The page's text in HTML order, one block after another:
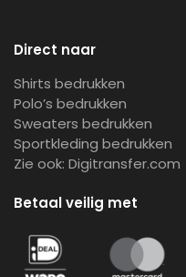
Direct naar
Shirts bedrukken
Polo’s bedrukken
Sweaters bedrukken
Sportkleding bedrukken
Zie ook: Digitransfer.com
Betaal veilig met